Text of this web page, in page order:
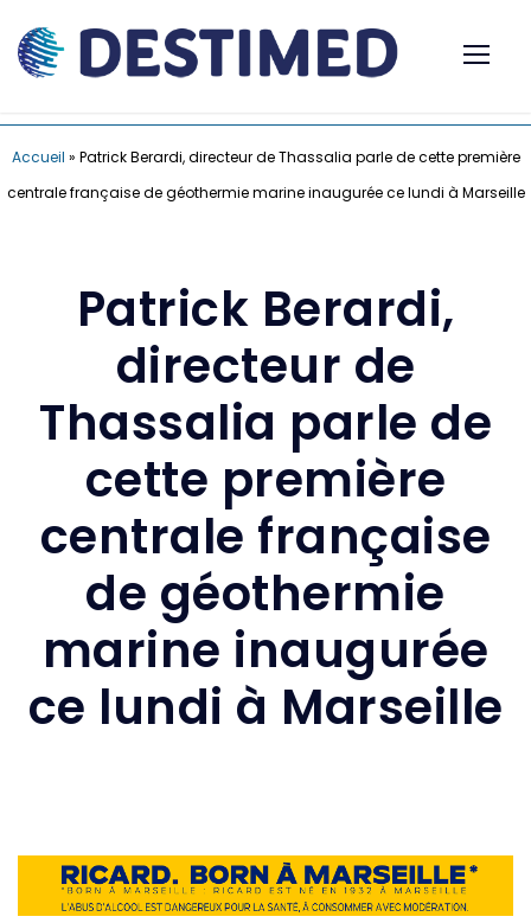
Accueil » Patrick Berardi, directeur de Thassalia parle de cette première
centrale française de géothermie marine inaugurée ce lundi à Marseille
Patrick Berardi,
directeur de
Thassalia parle de
cette première
centrale française
de géothermie
marine inaugurée
ce lundi à Marseille